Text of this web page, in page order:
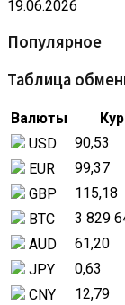
19.06.2026
Популярное
Таблица
Валюты
USD
90,53
EUR
99,37
GBP
115,18
BTC
3 829
AUD
61,20
JPY
0,63
CNY
12,79